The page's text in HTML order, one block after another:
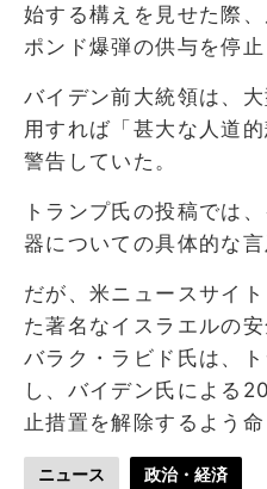
始する構えを見せた際
ポンド爆弾の供与を停止
バイデン前大統領は、
用すれば「甚大な人道
警告していた。
トランプ氏の投稿では
器についての具体的な言
だが、米ニュースサイ
た著名なイスラエルの
バラク・ラビド氏は、
し、バイデン氏による
止措置を解除するよう
ニュース 政治・経済